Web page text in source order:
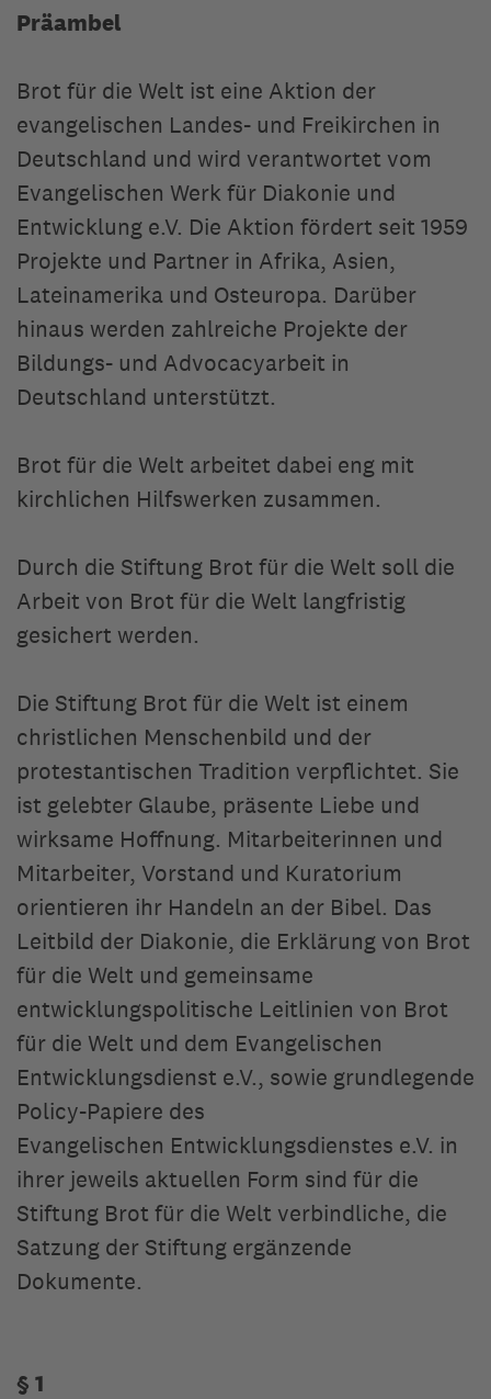
Auf Dauer Gutes tun
Stiften lohnt auch finanziell
Info-Material
Stiftungsbroschüre anfordern
Stiftungssatzung
Ethische Kriterien
Caroline-Michaelis-Straße 1 |
Berlin
Stiftungsfonds
Fonds errichten oder in Fonds stiften
Stiftung Brot für die Welt | Caroline-Michaelis-Straße 1 |
Präambel
Brot für die Welt ist eine Aktion der
evangelischen Landes- und Freikirchen in
Deutschland und wird verantwortet vom
Evangelischen Werk für Diakonie und
Entwicklung e.V. Die Aktion fördert seit 1959
Projekte und Partner in Afrika, Asien,
Lateinamerika und Osteuropa. Darüber
hinaus werden zahlreiche Projekte der
Bildungs- und Advocacyarbeit in
Deutschland unterstützt.
Brot für die Welt arbeitet dabei eng mit
kirchlichen Hilfswerken zusammen.
Durch die Stiftung Brot für die Welt soll die
Arbeit von Brot für die Welt langfristig
gesichert werden.
Die Stiftung Brot für die Welt ist einem
christlichen Menschenbild und der
protestantischen Tradition verpflichtet. Sie
ist gelebter Glaube, präsente Liebe und
wirksame Hoffnung. Mitarbeiterinnen und
Mitarbeiter, Vorstand und Kuratorium
orientieren ihr Handeln an der Bibel. Das
Leitbild der Diakonie, die Erklärung von Brot
für die Welt und gemeinsame
entwicklungspolitische Leitlinien von Brot
für die Welt und dem Evangelischen
Entwicklungsdienst e.V., sowie grundlegende
Policy-Papiere des
Evangelischen Entwicklungsdienstes e.V. in
ihrer jeweils aktuellen Form sind für die
Stiftung Brot für die Welt verbindliche, die
Satzung der Stiftung ergänzende
Dokumente.
§ 1